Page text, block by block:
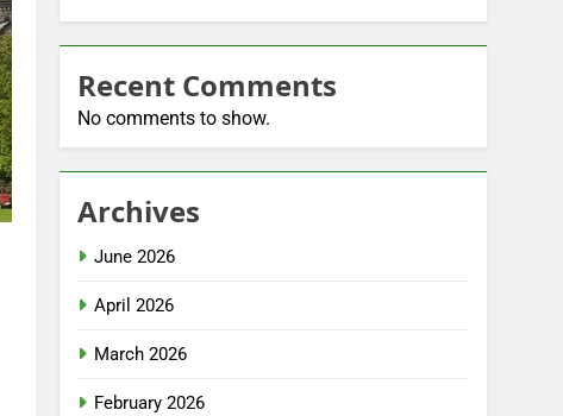
Recent Comments
No comments to show.
Archives
June 2026
April 2026
March 2026
February 2026